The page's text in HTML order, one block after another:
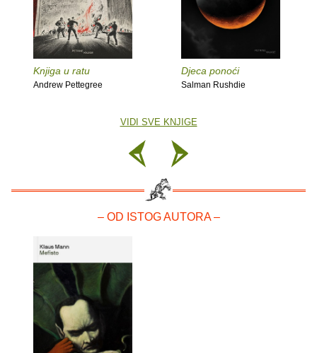
Knjiga u ratu
Andrew Pettegree
Djeca ponoći
Salman Rushdie
VIDI SVE KNJIGE
– OD ISTOG AUTORA –